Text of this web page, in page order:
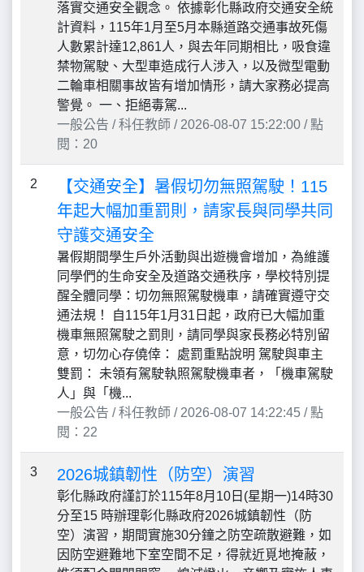
落實交通安全觀念。 依據彰化縣政府交通安全統
計資料，115年1月至5月本縣道路交通事故死傷
人數累計達12,861人，與去年同期相比，吸食違
禁物駕駛、大型車造成行人涉入，以及微型電動
二輪車相關事故皆有增加情形，請大家務必提高
警覺。 一、拒絕毒駕...
一般公告 / 科任教師 / 2026-08-07 15:22:00 / 點
閱：20
2
【交通安全】暑假切勿無照駕駛！115
年起大幅加重罰則，請家長與同學共同
守護交通安全
暑假期間學生戶外活動與出遊機會增加，為維護
同學們的生命安全及道路交通秩序，學校特別提
醒全體同學：切勿無照駕駛機車，請確實遵守交
通法規！ 自115年1月31日起，政府已大幅加重
機車無照駕駛之罰則，請同學與家長務必特別留
意，切勿心存僥倖： 處罰重點說明 駕駛與車主
雙罰： 未領有駕駛執照駕駛機車者，「機車駕駛
人」與「機...
一般公告 / 科任教師 / 2026-08-07 14:22:45 / 點
閱：22
3 2026城鎮韌性（防空）演習
彰化縣政府謹訂於115年8月10日(星期一)14時30
分至15 時辦理彰化縣政府2026城鎮韌性（防
空）演習，期間實施30分鐘之防空疏散避難，如
因防空避難地下室空間不足，得就近覓地掩蔽，